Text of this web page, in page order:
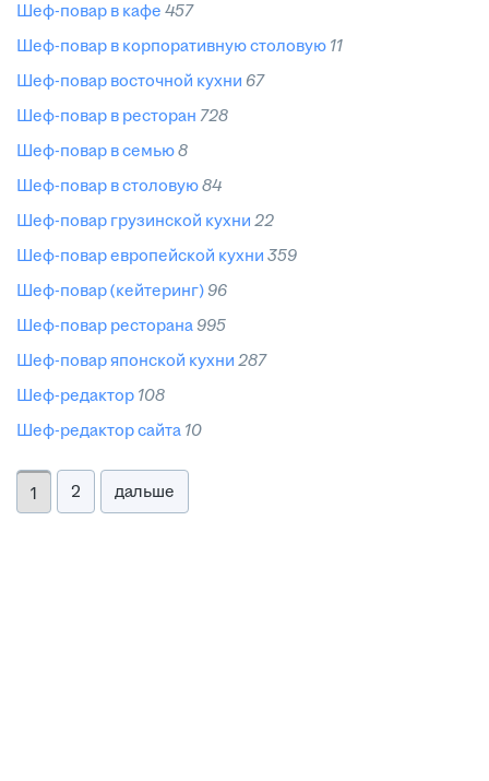
шеф-повар в кафе 457
шеф-повар в корпоративную столовую 11
шеф-повар восточной кухни 67
шеф-повар в ресторан 728
шеф-повар в семью8
шеф-повар в столовую84
шеф-повар грузинской кухни 22
шеф-повар европейской кухни 359
шеф-повар (кейтеринг) 96
шеф-повар ресторана 995
шеф-повар японской кухни 287
шеф-редактор 108
шеф-редактор сайта 10
1 2 дальше